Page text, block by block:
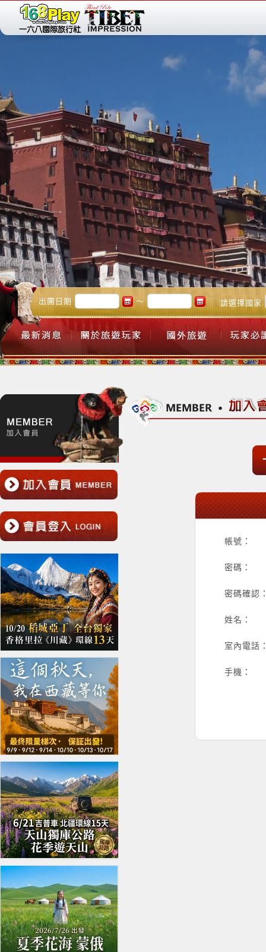
出團日期 ～ 請選擇國家
帳號：
密碼：
密碼確認
姓名：
室內電話
手機：